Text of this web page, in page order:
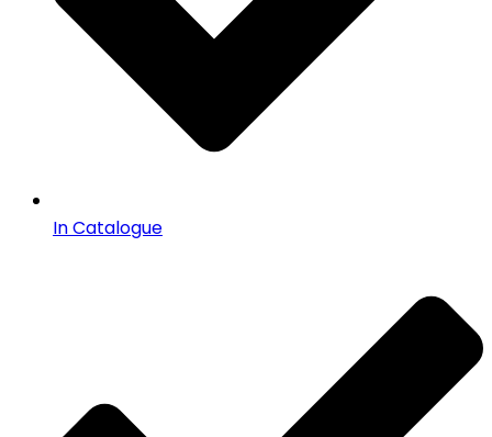
In Catalogue